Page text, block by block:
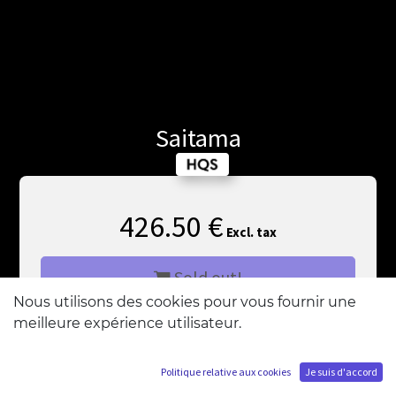
Saitama
426.50 € Excl. tax
Sold out!
Add me to the waiting list
Nous utilisons des cookies pour vous fournir une
meilleure expérience utilisateur.
Politique relative aux cookies Je suis d'accord